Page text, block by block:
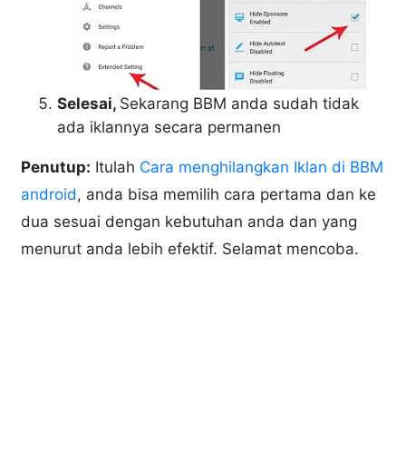
Selesai, Sekarang BBM anda sudah tidak
ada iklannya secara permanen
Penutup: Itulah Cara menghilangkan Iklan di BBM
android, anda bisa memilih cara pertama dan ke
dua sesuai dengan kebutuhan anda dan yang
menurut anda lebih efektif. Selamat mencoba.